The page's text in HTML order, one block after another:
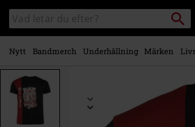
Gå till
huvudinnehåll
Sök
i
katalogen
Sök
Nytt Bandmerch Underhållning Märken
www.emp-
p/heads/562228.html